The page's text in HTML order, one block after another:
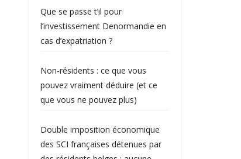
Que se passe t’il pour
l’investissement Denormandie en
cas d’expatriation ?
Non‑résidents : ce que vous
pouvez vraiment déduire (et ce
que vous ne pouvez plus)
Double imposition économique
des SCI françaises détenues par